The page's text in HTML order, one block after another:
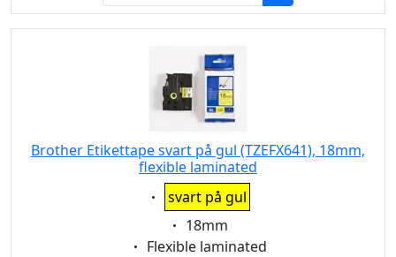
Brother Etikettape svart på gul (TZEFX641), 18mm,
flexible laminated
Eigenschaft:
svart på gul
Eigenschaft:
18mm
Eigenschaft:
Flexible laminated